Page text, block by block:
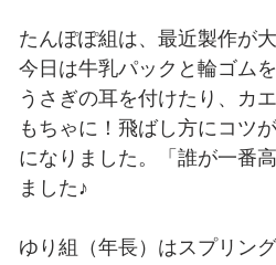
たんぽぽ組は、最近製作が
今日は牛乳パックと輪ゴム
うさぎの耳を付けたり、カ
もちゃに！飛ばし方にコツ
になりました。「誰が一番
ました♪
ゆり組（年長）はスプリン